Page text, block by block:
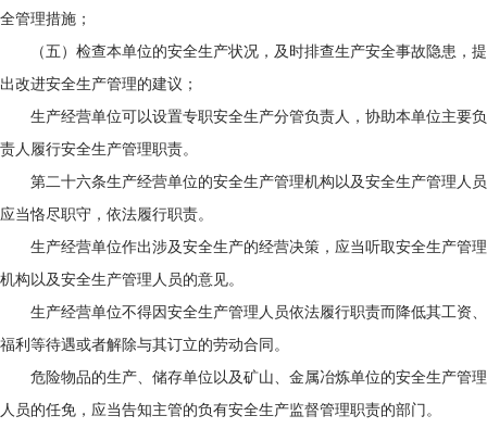
全管理措施；
（五）检查本单位的安全生产状况，及时排查生产安全事故隐患，提
出改进安全生产管理的建议；
生产经营单位可以设置专职安全生产分管负责人，协助本单位主要负
责人履行安全生产管理职责。
第二十六条生产经营单位的安全生产管理机构以及安全生产管理人员
应当恪尽职守，依法履行职责。
生产经营单位作出涉及安全生产的经营决策，应当听取安全生产管理
机构以及安全生产管理人员的意见。
生产经营单位不得因安全生产管理人员依法履行职责而降低其工资、
福利等待遇或者解除与其订立的劳动合同。
危险物品的生产、储存单位以及矿山、金属冶炼单位的安全生产管理
人员的任免，应当告知主管的负有安全生产监督管理职责的部门。